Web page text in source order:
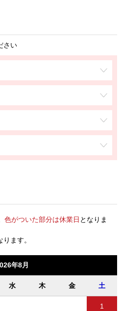
さい
色がついた部分は休業日 となりま
ます。
年8月
水 木 金 土
1